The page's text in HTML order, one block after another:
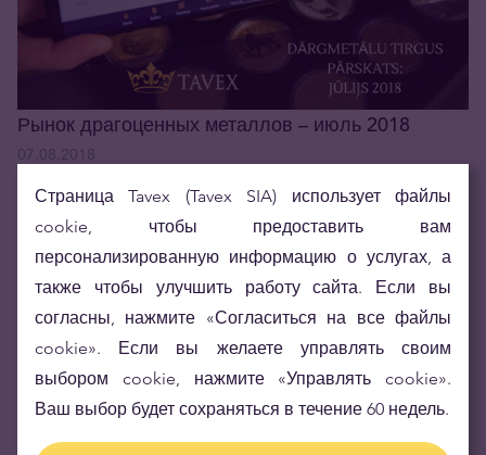
Рынок драгоценных металлов – июль 2018
07.08.2018
Рынок драгоценных металлов – май 2018
Страница Tavex (Tavex SIA) использует файлы
cookie, чтобы предоставить вам
персонализированную информацию о услугах, а
также чтобы улучшить работу сайта. Если вы
согласны, нажмите «Согласиться на все файлы
cookie». Если вы желаете управлять своим
выбором cookie, нажмите «Управлять cookie».
Ваш выбор будет сохраняться в течение 60 недель.